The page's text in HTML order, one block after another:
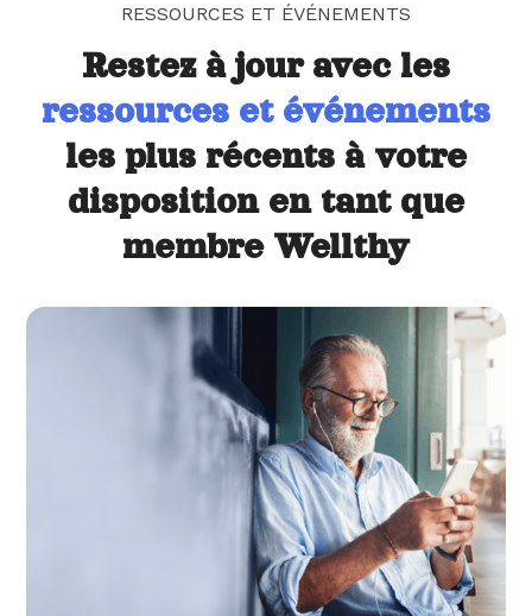
RESSOURCES ET ÉVÉNEMENTS
Restez à jour avec les
ressources et événements
les plus récents à votre
disposition en tant que
membre Wellthy